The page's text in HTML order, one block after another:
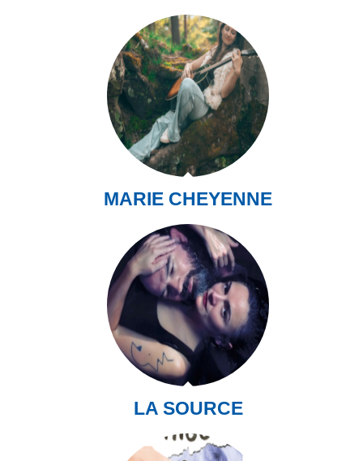
MARIE CHEYENNE
LA SOURCE